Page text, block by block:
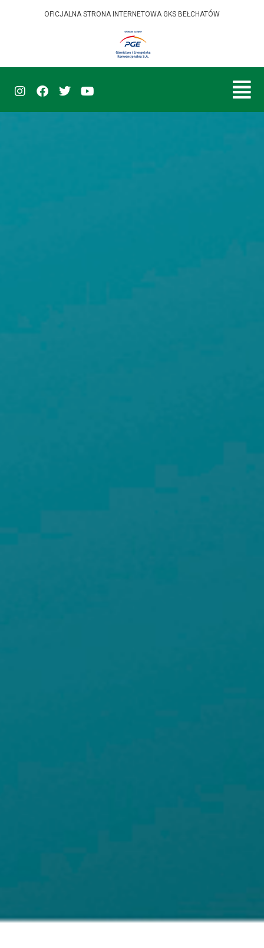
OFICJALNA STRONA INTERNETOWA GKS BEŁCHATÓW